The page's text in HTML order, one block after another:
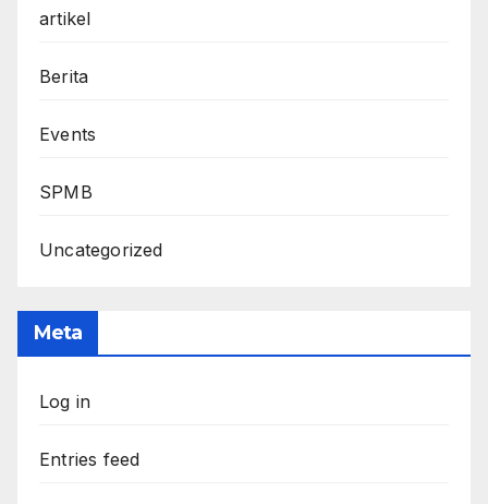
artikel
Berita
Events
SPMB
Uncategorized
Meta
Log in
Entries feed